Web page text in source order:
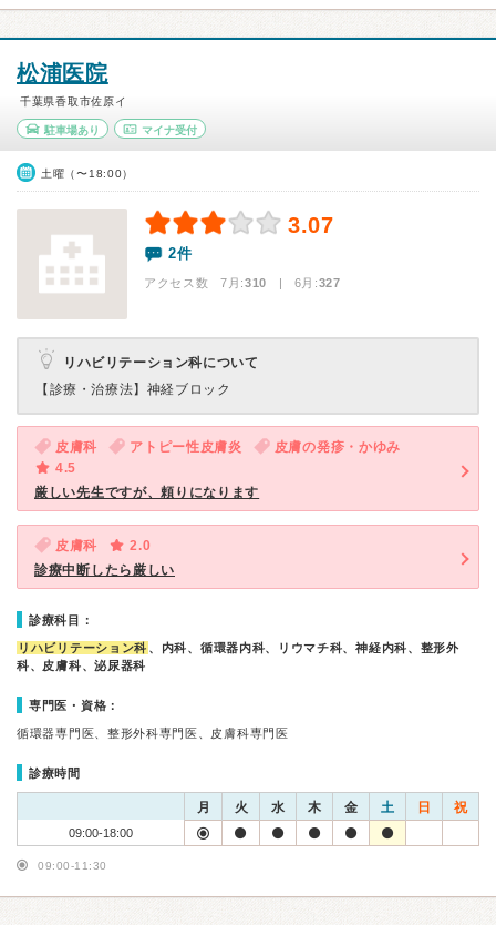
松浦医院
千葉県香取市佐原イ
駐車場あり マイナ受付
土曜（〜18:00）
3.07
2件
アクセス数 7月:310 | 6月:327
リハビリテーション科について
【診療・治療法】 神経ブロック
皮膚科 アトピー性皮膚炎
皮膚の発疹・かゆみ
4.5
厳しい先生ですが、頼りになります
皮膚科
2.0
診療中断したら厳しい
診療科目：
リハビリテーション科 、内科、循環器内科、リウマチ科、神経内科、整形外
科、皮膚科、泌尿器科
専門医・資格：
循環器専門医、整形外科専門医、皮膚科専門医
診療時間
月 火 水 木 金 土 日 祝
09:00-18:00
09:00-11:30